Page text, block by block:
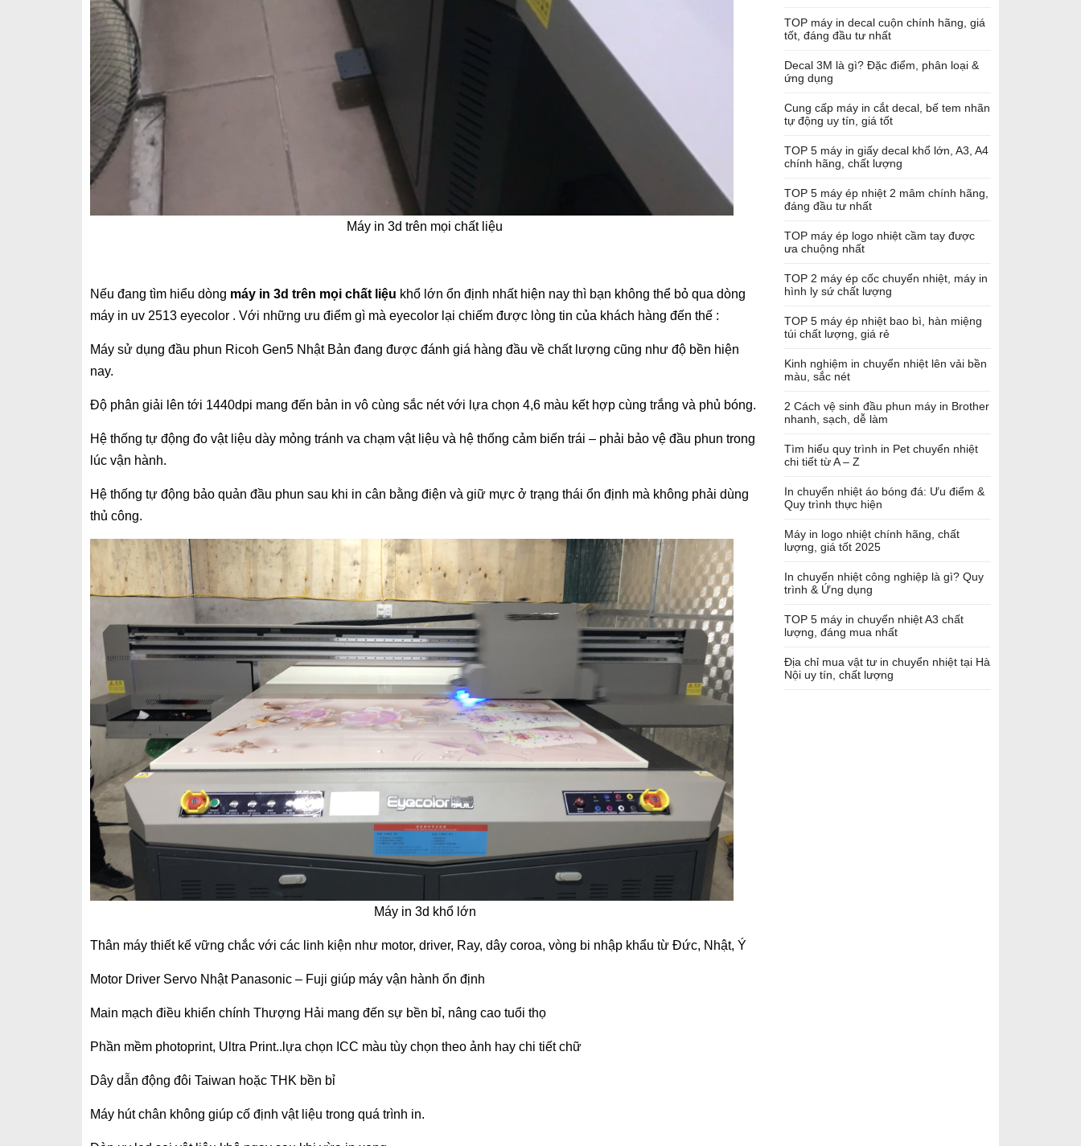
Máy in 3d trên mọi chất liệu
Nếu đang tìm hiểu dòng máy in 3d trên mọi chất liệu khổ lớn ổn định nhất hiện nay thì bạn không thể bỏ qua dòng
máy in uv 2513 eyecolor . Với những ưu điểm gì mà eyecolor lại chiếm được lòng tin của khách hàng đến thế :
Máy sử dụng đầu phun Ricoh Gen5 Nhật Bản đang được đánh giá hàng đầu về chất lượng cũng như độ bền hiện
nay.
Độ phân giải lên tới 1440dpi mang đến bản in vô cùng sắc nét với lựa chọn 4,6 màu kết hợp cùng trắng và phủ bóng.
Hệ thống tự động đo vật liệu dày mỏng tránh va chạm vật liệu và hệ thống cảm biến trái – phải bảo vệ đầu phun trong
lúc vận hành.
Hệ thống tự động bảo quản đầu phun sau khi in cân bằng điện và giữ mực ở trạng thái ổn định mà không phải dùng
thủ công.
Máy in 3d khổ lớn
Thân máy thiết kế vững chắc với các linh kiện như motor, driver, Ray, dây coroa, vòng bi nhập khẩu từ Đức, Nhật, Ý
Motor Driver Servo Nhật Panasonic – Fuji giúp máy vận hành ổn định
Main mạch điều khiển chính Thượng Hải mang đến sự bền bỉ, nâng cao tuổi thọ
Phần mềm photoprint, Ultra Print..lựa chọn ICC màu tùy chọn theo ảnh hay chi tiết chữ
Dây dẫn động đôi Taiwan hoặc THK bền bỉ
Máy hút chân không giúp cố định vật liệu trong quá trình in.
TOP máy in decal cuộn chính hãng, giá
tốt, đáng đầu tư nhất
Decal 3M là gì? Đặc điểm, phân loại &
ứng dụng
Cung cấp máy in cắt decal, bế tem nhãn
tự động uy tín, giá tốt
TOP 5 máy in giấy decal khổ lớn, A3, A4
chính hãng, chất lượng
TOP 5 máy ép nhiệt 2 mâm chính hãng,
đáng đầu tư nhất
TOP máy ép logo nhiệt cầm tay được
ưa chuộng nhất
TOP 2 máy ép cốc chuyển nhiệt, máy in
hình ly sứ chất lượng
TOP 5 máy ép nhiệt bao bì, hàn miệng
túi chất lượng, giá rẻ
Kinh nghiệm in chuyển nhiệt lên vải bền
màu, sắc nét
2 Cách vệ sinh đầu phun máy in Brother
nhanh, sạch, dễ làm
Tìm hiểu quy trình in Pet chuyển nhiệt
chi tiết từ A – Z
In chuyển nhiệt áo bóng đá: Ưu điểm &
Quy trình thực hiện
Máy in logo nhiệt chính hãng, chất
lượng, giá tốt 2025
In chuyển nhiệt công nghiệp là gì? Quy
trình & Ứng dụng
TOP 5 máy in chuyển nhiệt A3 chất
lượng, đáng mua nhất
Địa chỉ mua vật tư in chuyển nhiệt tại Hà
Nội uy tín, chất lượng